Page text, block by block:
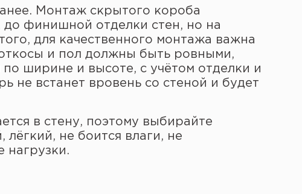
Монтаж скрытого короба
до финишной отделки стен, но на
для качественного монтажа важна
и пол должны быть ровными,
ширине и высоте, с учётом отделки и
не встанет вровень со стеной и будет
в стену, поэтому выбирайте
не боится влаги, не
нагрузки.